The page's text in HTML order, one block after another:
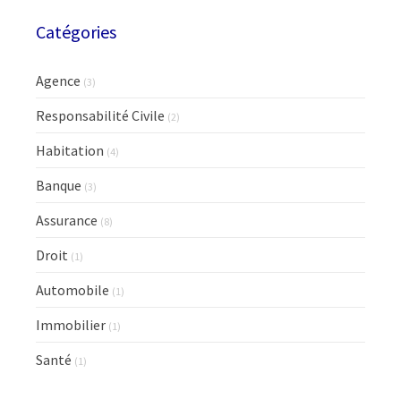
Catégories
Agence (3)
Responsabilité Civile (2)
Habitation (4)
Banque (3)
Assurance (8)
Droit (1)
Automobile (1)
Immobilier (1)
Santé (1)